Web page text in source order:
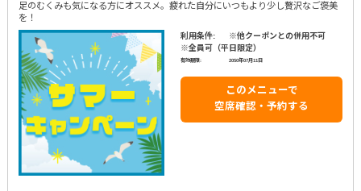
足のむくみも気になる方にオススメ。疲れた自分にいつもより少し贅沢なご褒美
を！
利用条件:
※他クーポンとの併用不可
※全員可（平日限定）
有効期限: 2050年07月11日
このメニューで
空席確認・予約する